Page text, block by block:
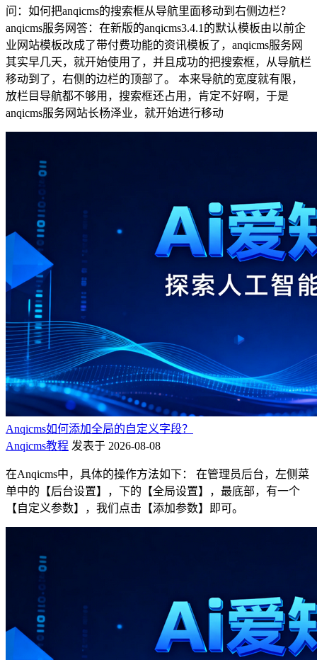
问：如何把anqicms的搜索框从导航里面移动到右侧边栏？
anqicms服务网答：在新版的anqicms3.4.1的默认模板由以前企
业网站模板改成了带付费功能的资讯模板了，anqicms服务网
其实早几天，就开始使用了，并且成功的把搜索框，从导航栏
移动到了，右侧的边栏的顶部了。 本来导航的宽度就有限，
放栏目导航都不够用，搜索框还占用，肯定不好啊，于是
anqicms服务网站长杨泽业，就开始进行移动
Anqicms如何添加全局的自定义字段？
Anqicms教程 发表于 2026-08-08
在Anqicms中，具体的操作方法如下： 在管理员后台，左侧菜
单中的【后台设置】，下的【全局设置】，最底部，有一个
【自定义参数】，我们点击【添加参数】即可。